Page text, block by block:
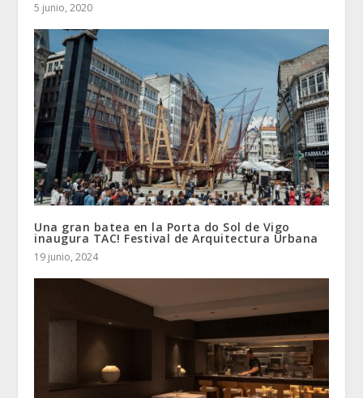
5 junio, 2020
Una gran batea en la Porta do Sol de Vigo
inaugura TAC! Festival de Arquitectura Urbana
19 junio, 2024